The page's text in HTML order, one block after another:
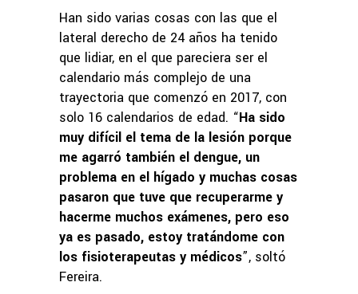
Han sido varias cosas con las que el
lateral derecho de 24 años ha tenido
que lidiar, en el que pareciera ser el
calendario más complejo de una
trayectoria que comenzó en 2017, con
solo 16 calendarios de edad. “Ha sido
muy difícil el tema de la lesión porque
me agarró también el dengue, un
problema en el hígado y muchas cosas
pasaron que tuve que recuperarme y
hacerme muchos exámenes, pero eso
ya es pasado, estoy tratándome con
los fisioterapeutas y médicos”, soltó
Fereira.